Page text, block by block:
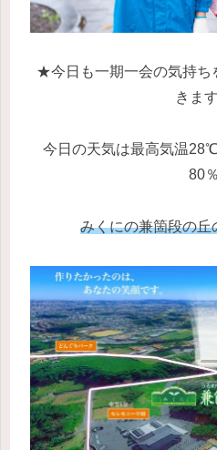
★今日も一期一会の気持ち
きます
今日の天気は最高気温
80％
みくにの兼箇段の丘